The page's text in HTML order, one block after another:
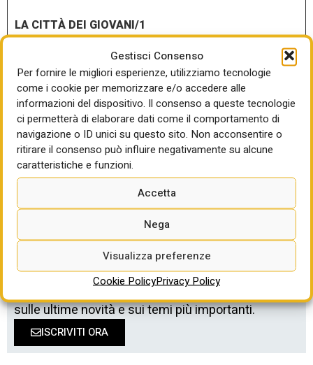
Gestisci Consenso
Per fornire le migliori esperienze, utilizziamo tecnologie
come i cookie per memorizzare e/o accedere alle
informazioni del dispositivo. Il consenso a queste tecnologie
ci permetterà di elaborare dati come il comportamento di
navigazione o ID unici su questo sito. Non acconsentire o
ritirare il consenso può influire negativamente su alcune
caratteristiche e funzioni.
Accetta
Nega
Visualizza preferenze
Cookie PolicyPrivacy Policy
LA CITTÀ DEI GIOVANI/1
Simone (Urbis): “Noi ci ribelliamo. Ci
ribelliamo al degrado”. La rigenerazione
del parchetto di via Gela a Roma con
l’impegno (organizzato) delle nuove
generazioni
di Anna Accogli
Bologna, ok le opere strutturali della Unipol
Hall MCA
/ Ricevi in email gli aggiornamenti
sulle ultime novità e sui temi più importanti.
ISCRIVITI ORA